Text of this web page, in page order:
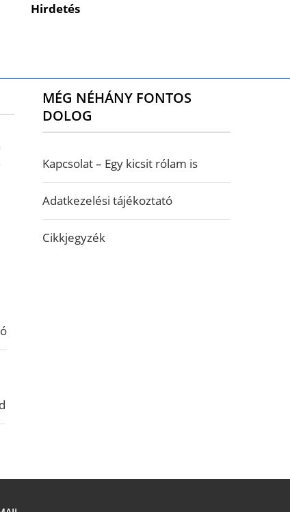
Hirdetés
MÉG NÉHÁNY FONTOS
DOLOG
Kapcsolat – Egy kicsit rólam is
Adatkezelési tájékoztató
Cikkjegyzék